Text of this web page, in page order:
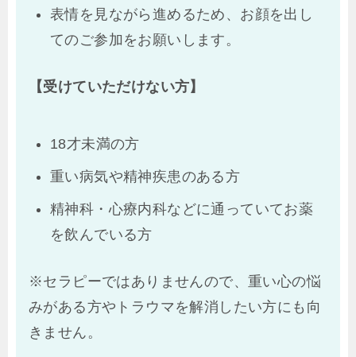
表情を見ながら進めるため、お顔を出し
てのご参加をお願いします。
【受けていただけない方】
18才未満の方
重い病気や精神疾患のある方
精神科・心療内科などに通っていてお薬
を飲んでいる方
※セラピーではありませんので、重い心の悩
みがある方やトラウマを解消したい方にも向
きません。